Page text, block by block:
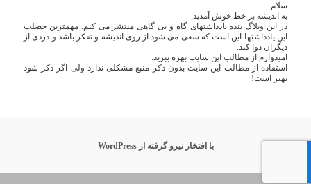
سلام
به اندیشه بر خط خوش آمدید.
در این وبلاگ بنده یادداشتهای گاه و بی گاهی منتشر می کنم. مهمترین خصلت
این یادداشتها این است که سعی می شود از روی اندیشه و تفکر باشد و دردی از
دیگران دوا کند.
امیدوارم از مطالب این سایت بهره ببرید.
استفاده از مطالب این سایت بدون ذکر منبع مشکلی ندارد ولی اگر ذکر شود
بهتر است!
با افتخار نیرو گرفته از WordPress